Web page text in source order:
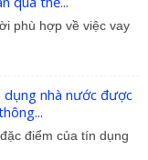
phù hợp về việc vay
dụng nhà nước được
điểm của tín dụng